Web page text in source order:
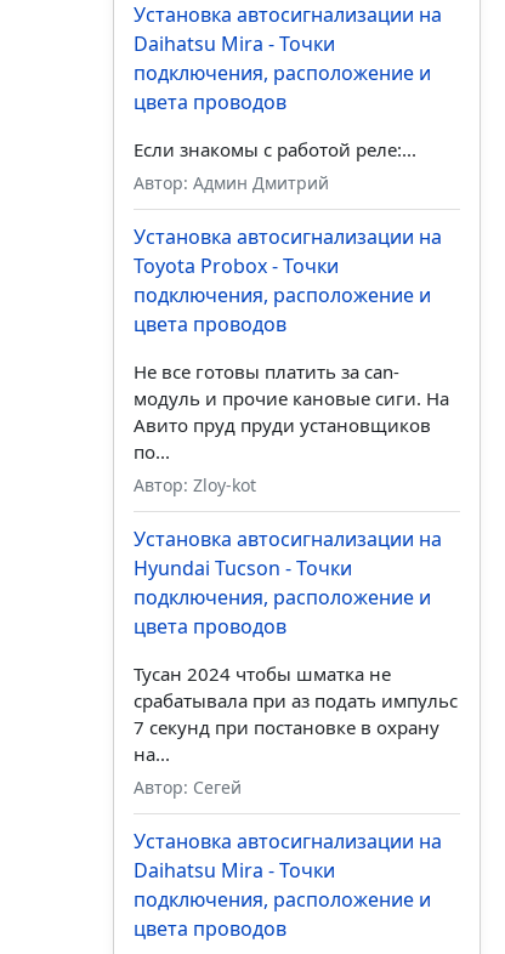
Установка автосигнализации на
Daihatsu Mira - Точки
подключения, расположение и
цвета проводов
Если знакомы с работой реле:...
Автор: Админ Дмитрий
Установка автосигнализации на
Toyota Probox - Точки
подключения, расположение и
цвета проводов
Не все готовы платить за can-
модуль и прочие кановые сиги. На
Авито пруд пруди установщиков
по...
Автор: Zloy-kot
Установка автосигнализации на
Hyundai Tucson - Точки
подключения, расположение и
цвета проводов
Тусан 2024 чтобы шматка не
срабатывала при аз подать импульс
7 секунд при постановке в охрану
на...
Автор: Сегей
Установка автосигнализации на
Daihatsu Mira - Точки
подключения, расположение и
цвета проводов